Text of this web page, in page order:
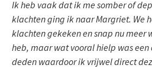
Ik heb vaak dat ik me somber of
klachten ging ik naar Margriet. We
klachten gekeken en snap nu meer
heb, maar wat vooral hielp was
deden waardoor ik vrijwel direct